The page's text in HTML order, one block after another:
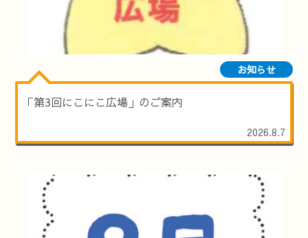
お知らせ
「第3回にこにこ広場」のご案内
2026.8.7